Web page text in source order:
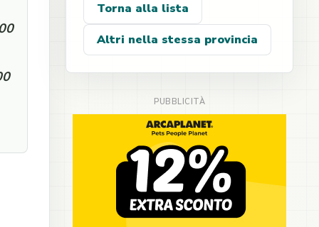
Torna alla lista
Altri nella stessa provincia